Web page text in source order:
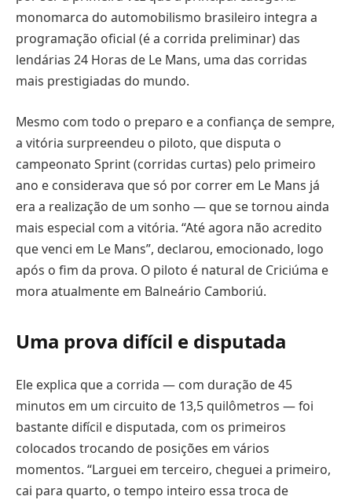
monomarca do automobilismo brasileiro integra a
programação oficial (é a corrida preliminar) das
lendárias 24 Horas de Le Mans, uma das corridas
mais prestigiadas do mundo.
Mesmo com todo o preparo e a confiança de sempre,
a vitória surpreendeu o piloto, que disputa o
campeonato Sprint (corridas curtas) pelo primeiro
ano e considerava que só por correr em Le Mans já
era a realização de um sonho — que se tornou ainda
mais especial com a vitória. “Até agora não acredito
que venci em Le Mans”, declarou, emocionado, logo
após o fim da prova. O piloto é natural de Criciúma e
mora atualmente em Balneário Camboriú.
Uma prova difícil e disputada
Ele explica que a corrida — com duração de 45
minutos em um circuito de 13,5 quilômetros — foi
bastante difícil e disputada, com os primeiros
colocados trocando de posições em vários
momentos. “Larguei em terceiro, cheguei a primeiro,
cai para quarto, o tempo inteiro essa troca de